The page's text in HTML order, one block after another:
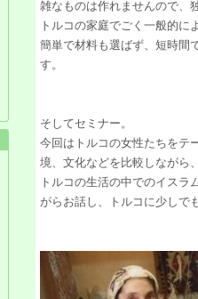
雑なものは作れませんので、
トルコの家庭でごく一般的に
簡単で材料も選ばず、短時間
す。
そしてセミナー。
今回はトルコの女性たちをテ
境、文化などを比較しなが
トルコの生活の中でのイス
がらお話し、トルコに少しで